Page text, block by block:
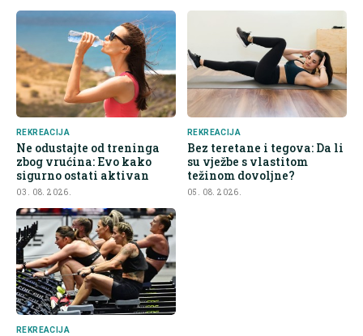
REKREACIJA
Ne odustajte od treninga
zbog vrućina: Evo kako
sigurno ostati aktivan
03. 08. 2026.
REKREACIJA
Bez teretane i tegova: Da li
su vježbe s vlastitom
težinom dovoljne?
05. 08. 2026.
REKREACIJA